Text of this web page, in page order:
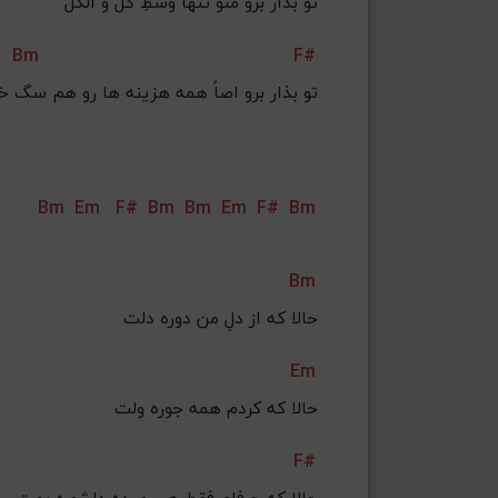
Bm
F#
تو بذار برو اصاً همه هزینه ها رو هم سگ
Bm Em F# Bm Bm Em F# Bm
Bm
حالا که از دلِ من دوره دلت
Em
حالا که کردم همه جوره ولت
F#